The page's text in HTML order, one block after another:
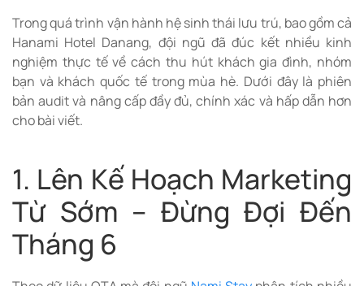
Trong quá trình vận hành hệ sinh thái lưu trú, bao gồm cả
Hanami Hotel Danang, đội ngũ đã đúc kết nhiều kinh
nghiệm thực tế về cách thu hút khách gia đình, nhóm
bạn và khách quốc tế trong mùa hè. Dưới đây là phiên
bản audit và nâng cấp đầy đủ, chính xác và hấp dẫn hơn
cho bài viết.
1. Lên Kế Hoạch Marketing
Từ Sớm – Đừng Đợi Đến
Tháng 6